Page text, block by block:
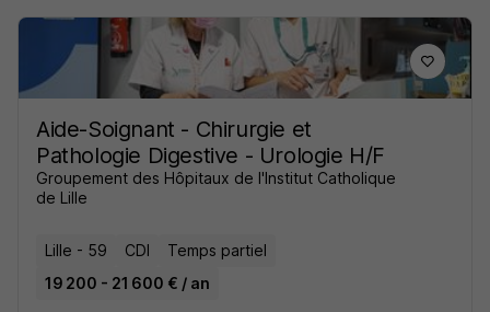
Aide-Soignant - Chirurgie et
Pathologie Digestive - Urologie H/F
Groupement des Hôpitaux de l'Institut Catholique
de Lille
Lille - 59 CDI
Temps partiel
19 200 - 21 600 € / an